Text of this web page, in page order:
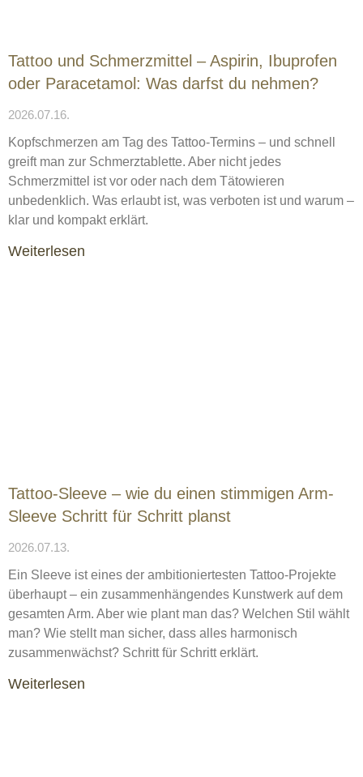
Tattoo und Schmerzmittel – Aspirin, Ibuprofen
oder Paracetamol: Was darfst du nehmen?
2026.07.16.
Kopfschmerzen am Tag des Tattoo-Termins – und schnell
greift man zur Schmerztablette. Aber nicht jedes
Schmerzmittel ist vor oder nach dem Tätowieren
unbedenklich. Was erlaubt ist, was verboten ist und warum –
klar und kompakt erklärt.
Weiterlesen
Tattoo-Sleeve – wie du einen stimmigen Arm-
Sleeve Schritt für Schritt planst
2026.07.13.
Ein Sleeve ist eines der ambitioniertesten Tattoo-Projekte
überhaupt – ein zusammenhängendes Kunstwerk auf dem
gesamten Arm. Aber wie plant man das? Welchen Stil wählt
man? Wie stellt man sicher, dass alles harmonisch
zusammenwächst? Schritt für Schritt erklärt.
Weiterlesen